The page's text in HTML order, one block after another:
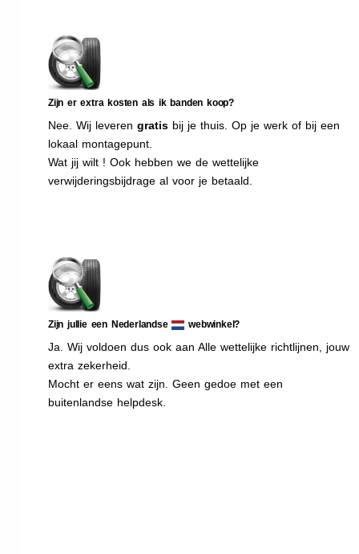
Zijn er extra kosten als ik banden koop?
Nee. Wij leveren gratis bij je thuis. Op je werk of bij een
lokaal montagepunt.
Wat jij wilt ! Ook hebben we de wettelijke
verwijderingsbijdrage al voor je betaald.
Zijn jullie een Nederlandse webwinkel?
Ja. Wij voldoen dus ook aan Alle wettelijke richtlijnen, jouw
extra zekerheid.
Mocht er eens wat zijn. Geen gedoe met een
buitenlandse helpdesk.